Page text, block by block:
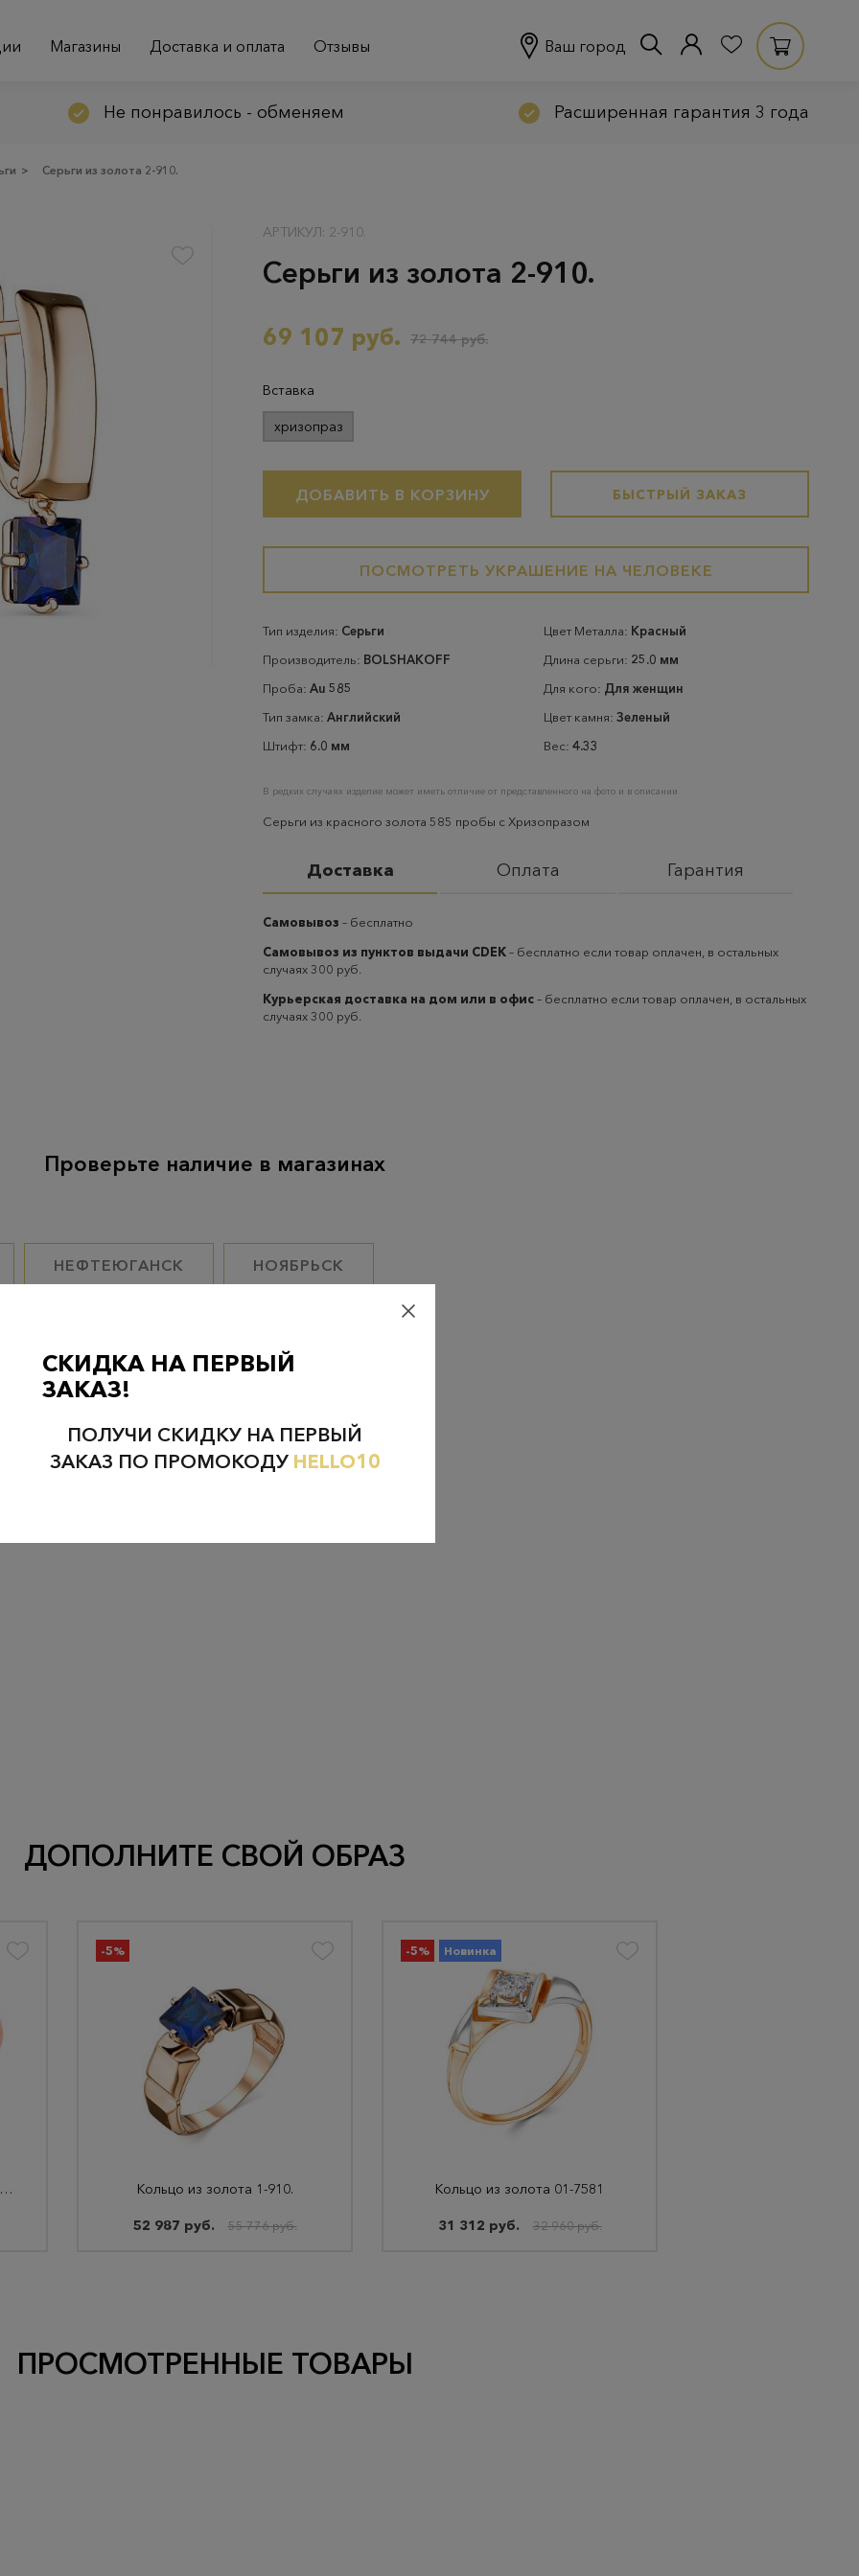
Магазины Доставка и оплата Отзывы Ваш город
Не понравилось - обменяем Расширенная гарантия 3 года
> Серьги из золота 2-910.
АРТИКУЛ: 2-910.
Серьги из золота 2-910.
69 107 руб. 72 744 руб.
Вставка
хризопраз
ДОБАВИТЬ В КОРЗИНУ БЫСТРЫЙ ЗАКАЗ
ПОСМОТРЕТЬ УКРАШЕНИЕ НА ЧЕЛОВЕКЕ
Тип изделия: Серьги
Производитель: BOLSHAKOFF
Проба: Au 585
Тип замка: Английский
Штифт: 6.0 мм
Цвет Металла: Красный
Длина серьги: 25.0 мм
Для кого: Для женщин
Цвет камня: Зеленый
Вес: 4.33
В редких случаях изделие может иметь отличие от представленного на фото и в описании
Серьги из красного золота 585 пробы с Хризопразом
Доставка Оплата Гарантия
Самовывоз – бесплатно
Самовывоз из пунктов выдачи CDEK– бесплатно если товар оплачен, в остальных
случаях 300 руб.
Курьерская доставка на дом или в офис– бесплатно если товар оплачен, в остальных
случаях 300 руб.
Проверьте наличие в магазинах
НЕФТЕЮГАНСК НОЯБРЬСК
ДОПОЛНИТЕ СВОЙ ОБРАЗ
Кольцо из золота 29-12-1000-07701
-5%
Кольцо из золота 1-910.
52 987 руб. 55 776 руб.
-5% Новинка
Кольцо из золота 01-7581
31 312 руб. 32 960 руб.
ПРОСМОТРЕННЫЕ ТОВАРЫ
СКИДКА НА ПЕРВЫЙ
ЗАКАЗ!
ПОЛУЧИ СКИДКУ НА ПЕРВЫЙ
ЗАКАЗ ПО ПРОМОКОДУ HELLO10